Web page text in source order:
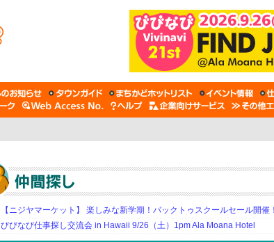
【ニジヤマーケット】 楽しみな新学期！バックトゥスクールセール開催
びびなび仕事探し交流会 in Hawaii 9/26（土）1pm Ala Moana Hotel